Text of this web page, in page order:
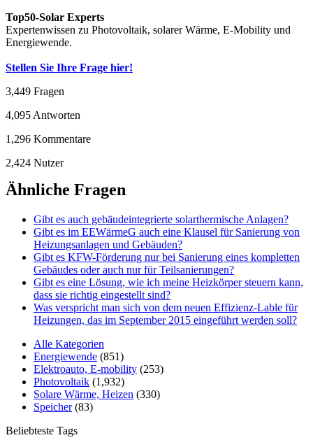
Top50-Solar Experts
Expertenwissen zu Photovoltaik, solarer Wärme, E-Mobility und
Energiewende.
Stellen Sie Ihre Frage hier!
3,449 Fragen
4,095 Antworten
1,296 Kommentare
2,424 Nutzer
Ähnliche Fragen
Gibt es auch gebäudeintegrierte solarthermische Anlagen?
Gibt es im EEWärmeG auch eine Klausel für Sanierung von
Heizungsanlagen und Gebäuden?
Gibt es KFW-Förderung nur bei Sanierung eines kompletten
Gebäudes oder auch nur für Teilsanierungen?
Gibt es eine Lösung, wie ich meine Heizkörper steuern kann,
dass sie richtig eingestellt sind?
Was verspricht man sich von dem neuen Effizienz-Lable für
Heizungen, das im September 2015 eingeführt werden soll?
Alle Kategorien
Energiewende (851)
Elektroauto, E-mobility (253)
Photovoltaik (1,932)
Solare Wärme, Heizen (330)
Speicher (83)
Beliebteste Tags